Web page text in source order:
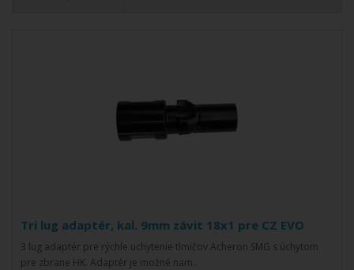
Tri lug adaptér, kal. 9mm závit 18x1 pre CZ EVO
3 lug adaptér pre rýchle uchytenie tlmičov Acheron SMG s úchytom
pre zbrane HK. Adaptér je možné nam..